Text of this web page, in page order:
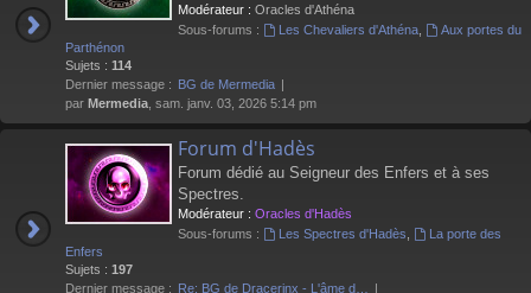
Modérateur : Oracles d'Athéna
Sous-forums :
Les Chevaliers d'Athéna,
Aux portes du
Parthénon
Sujets : 114
Dernier message : BG de Mermedia
par Mermedia , sam. janv. 03, 2026 5:14 pm
Forum d'Hadès
Forum dédié au Seigneur des Enfers et à ses
Spectres.
Modérateur : Oracles d'Hadès
Sous-forums :
Les Spectres d'Hadès
La porte des
Enfers
Sujets : 197
Dernier message : Re: BG de Dracerinx - L'âme d…